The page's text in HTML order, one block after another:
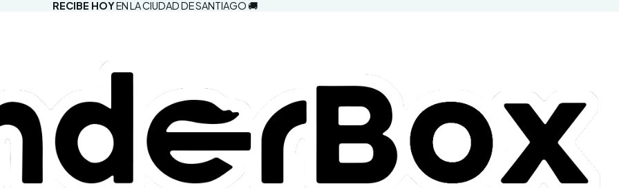
RECIBE HOYEN LA CIUDAD DE SANTIAGO 🚚
- CD Single Double-Sided Cover
Collector's Edition
1 reseña
Agregar a la lista de favoritos